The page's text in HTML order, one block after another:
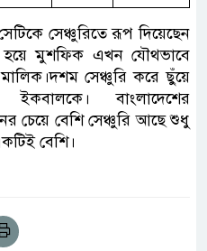
সেঞ্চুরিতে রূপ দিয়েছেন
হয়ে মুশফিক এখন যৌথভাবে
মালিক।দশম সেঞ্চুরি করে ছুঁয়ে
বাংলাদেশের
চেয়ে বেশি সেঞ্চুরি আছে শুধু
বেশি।